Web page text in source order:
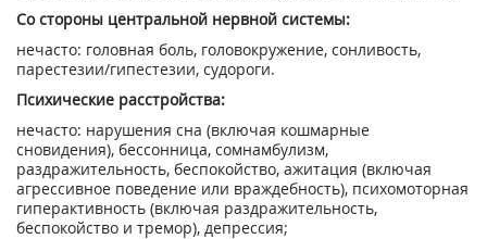
Со стороны центральной нервной системы:
нечасто: головная боль, головокружение, сонливость,
парестезии/гипестезии, судороги.
Психические расстройства:
нечасто: нарушения сна (включая кошмарные
сновидения), бессонница, сомнамбулизм,
раздражительность, беспокойство, ажитация (включая
агрессивное поведение или враждебность), психомоторная
гиперактивность (включая раздражительность,
беспокойство и тремор), депрессия;